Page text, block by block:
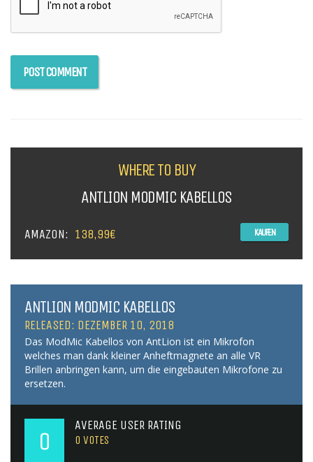
WHERE TO BUY
ANTLION MODMIC KABELLOS
AMAZON: 138,99€ KAUFEN
ANTLION MODMIC KABELLOS
RELEASED: DEZEMBER 10, 2018
Das ModMic Kabellos von AntLion ist ein Mikrofon
welches man dank kleiner Anheftmagnete an alle VR
Brillen anbringen kann, um die eingebauten Mikrofone zu
ersetzen.
0
AVERAGE USER RATING
0 VOTES